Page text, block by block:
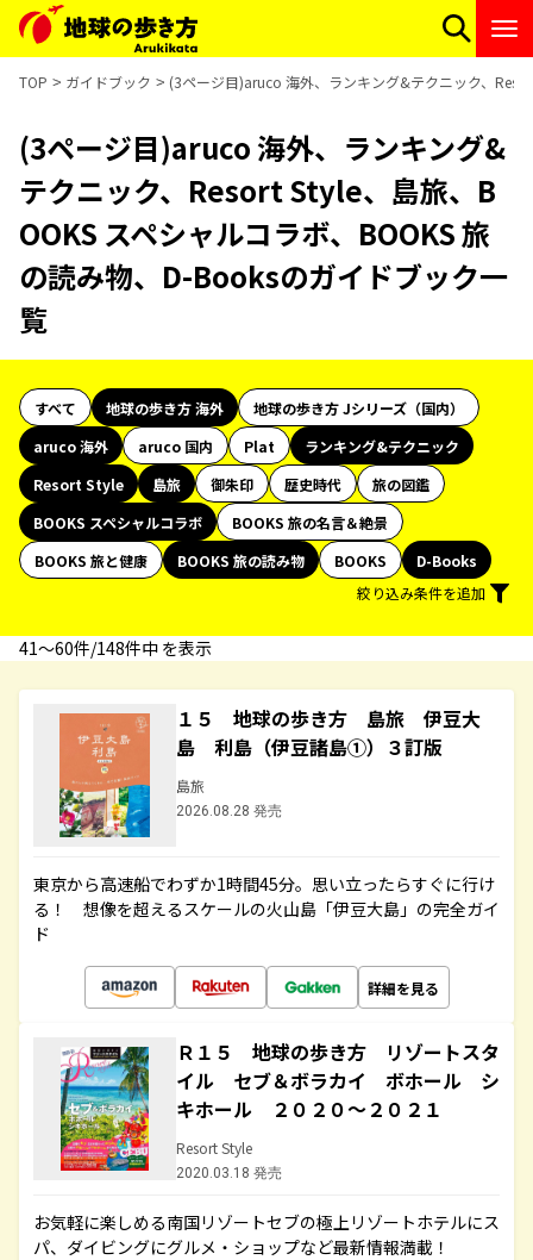
TOP ガイドブック (3ページ目)aruco 海外、ランキング&テクニック、
(3ページ目)aruco 海外、ランキング&
テクニック、Resort Style、島旅、B
OOKS スペシャルコラボ、BOOKS 旅
の読み物、D-Booksのガイドブック一
覧
すべて 地球の歩き方 海外
地球の歩き方 Jシリーズ（国内）
aruco 海外
aruco 国内 Plat
ランキング&テクニック
Resort Style
島旅 御朱印 歴史時代
旅の図鑑
BOOKS スペシャルコラボ
BOOKS 旅の名言＆絶景
BOOKS 旅と健康
BOOKS 旅の読み物 BOOKS
D-Books
絞り込み条件を追加
41〜60件/148件中 を表示
１５ 地球の歩き方 島旅 伊豆大
島 利島（伊豆諸島①）３訂版
島旅
2026.08.28 発売
東京から高速船でわずか1時間45分。思い立ったらすぐに行け
る！ 想像を超えるスケールの火山島「伊豆大島」の完全ガイ
ド
詳細を見る
Ｒ１５ 地球の歩き方 リゾートスタ
イル セブ＆ボラカイ ボホール シ
キホール ２０２０～２０２１
Resort Style
2020.03.18 発売
お気軽に楽しめる南国リゾートセブの極上リゾートホテルにス
パ、ダイビングにグルメ・ショップなど最新情報満載！